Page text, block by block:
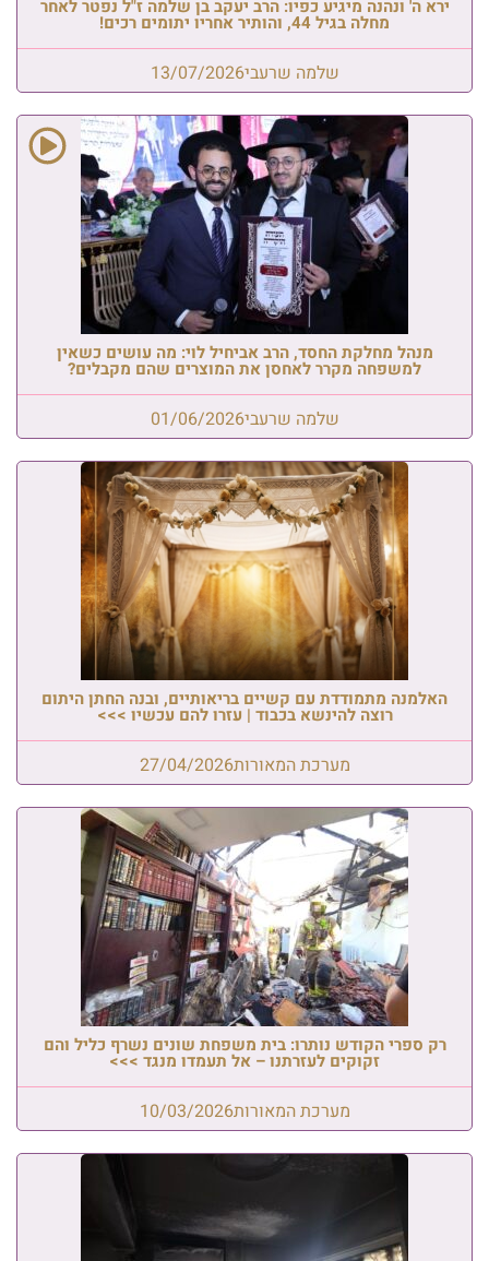
ירא ה' ונהנה מיגיע כפיו: הרב יעקב בן שלמה ז"ל נפטר לאחר
מחלה בגיל 44, והותיר אחריו יתומים רכים!
שלמה שרעבי13/07/2026
מנהל מחלקת החסד, הרב אביחיל לוי: מה עושים כשאין
למשפחה מקרר לאחסן את המוצרים שהם מקבלים?
שלמה שרעבי01/06/2026
האלמנה מתמודדת עם קשיים בריאותיים, ובנה החתן היתום
רוצה להינשא בכבוד | עזרו להם עכשיו >>>
מערכת המאורות27/04/2026
רק ספרי הקודש נותרו: בית משפחת שונים נשרף כליל והם
זקוקים לעזרתנו – אל תעמדו מנגד >>>
מערכת המאורות10/03/2026